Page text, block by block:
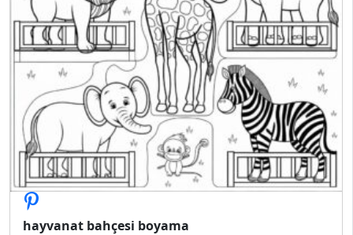
hayvanat bahçesi boyama